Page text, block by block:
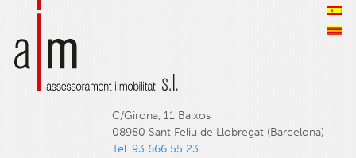
C/Girona, 11 Baixos
08980 Sant Feliu de Llobregat (Barcelona)
Tel. 93 666 55 23